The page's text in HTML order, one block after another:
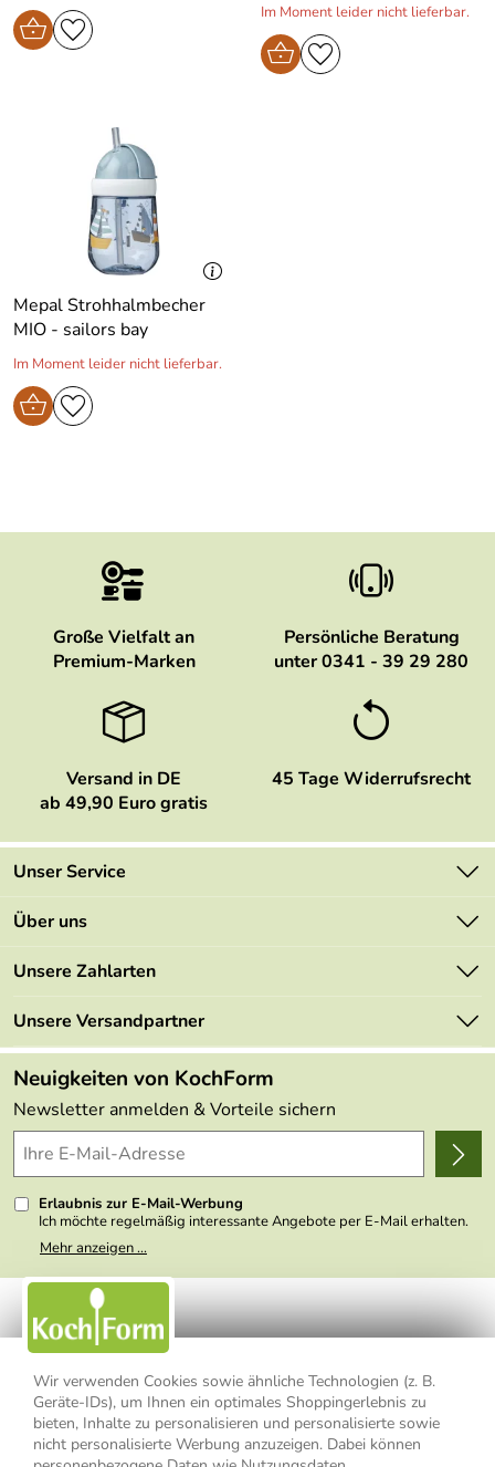
Wir verwenden Cookies sowie ähnliche Technologien (z. B.
Geräte-IDs), um Ihnen ein optimales Shoppingerlebnis zu
bieten, Inhalte zu personalisieren und personalisierte sowie
nicht personalisierte Werbung anzuzeigen. Dabei können
Im Moment leider nicht lieferbar.
Mepal Strohhalmbecher
MIO - sailors bay
Im Moment leider nicht lieferbar.
Große Vielfalt an
Premium-Marken
Persönliche Beratung
unter 0341 - 39 29 280
Versand in DE
ab 49,90 Euro gratis
45 Tage Widerrufsrecht
Unser Service
Kontakt
Mehrwertsteuerfrei
Retourenportal
FAQs
Lieferbedingungen
Delivery Terms
Kundenlogin
Über uns
Marken
Angebote
Made in Germany
Themen
Wir über uns
Presse
Unsere Zahlarten
Unsere Versandpartner
Neuigkeiten von KochForm
Newsletter anmelden & Vorteile sichern
Erlaubnis zur E-Mail-Werbung
Ich möchte regelmäßig interessante Angebote per E-Mail erhalten.
Meine E-Mail-Adresse wird nicht an andere Unternehmen
weitergegeben. Zu statistischen Zwecken wird in anonymer Form
nicht erkennbar, welche konkrete Person geklickt hat. Diese
Einwilligung zur Nutzung meiner E-Mail- Adresse für Werbezwecke
kann ich jederzeit mit Wirkung für die Zukunft widerrufen, indem ich
den Link "Abmelden" am Ende des Newsletters anklicke oder die
Option Newsletter im Mitgliederbereich deaktiviere. Die
Datenschutzerklärung
habe ich zur Kenntnis genommen.
Mehr anzeigen ...
Impressum Datenschutzerklärung
AGB